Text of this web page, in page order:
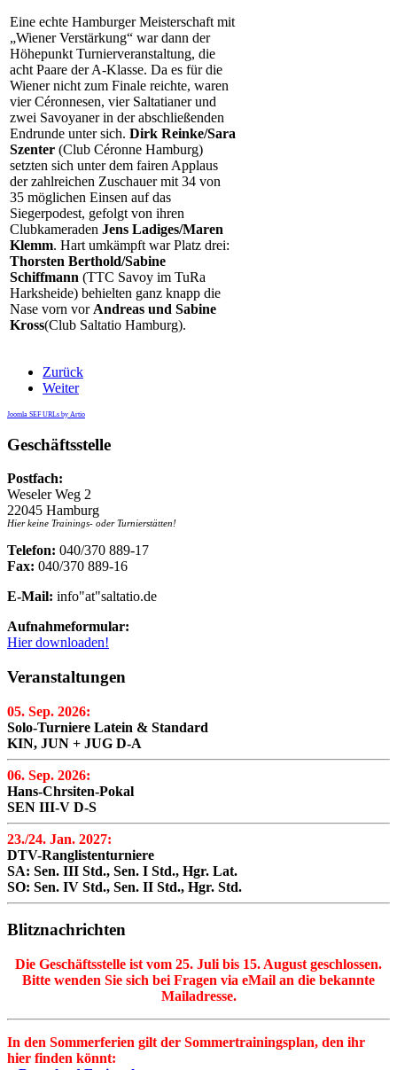
Eine echte Hamburger Meisterschaft mit
„Wiener Verstärkung“ war dann der
Höhepunkt Turnierveranstaltung, die
acht Paare der A-Klasse. Da es für die
Wiener nicht zum Finale reichte, waren
vier Céronnesen, vier Saltatianer und
zwei Savoyaner in der abschließenden
Endrunde unter sich. Dirk Reinke/Sara
Szenter (Club Céronne Hamburg)
setzten sich unter dem fairen Applaus
der zahlreichen Zuschauer mit 34 von
35 möglichen Einsen auf das
Siegerpodest, gefolgt von ihren
Clubkameraden Jens Ladiges/Maren
Klemm. Hart umkämpft war Platz drei:
Thorsten Berthold/Sabine
Schiffmann (TTC Savoy im TuRa
Harksheide) behielten ganz knapp die
Nase vorn vor Andreas und Sabine
Kross(Club Saltatio Hamburg).
Zurück
Weiter
Joomla SEF URLs by Artio
Geschäftsstelle
Postfach:
Weseler Weg 2
22045 Hamburg
Hier keine Trainings- oder Turnierstätten!
Telefon: 040/370 889-17
Fax: 040/370 889-16
E-Mail: info"at"saltatio.de
Aufnahmeformular:
Hier downloaden!
Veranstaltungen
05. Sep. 2026:
Solo-Turniere Latein & Standard
KIN, JUN + JUG D-A
06. Sep. 2026:
Hans-Chrsiten-Pokal
SEN III-V D-S
23./24. Jan. 2027:
DTV-Ranglistenturniere
SA: Sen. III Std., Sen. I Std., Hgr. Lat.
SO: Sen. IV Std., Sen. II Std., Hgr. Std.
Blitznachrichten
Die Geschäftsstelle ist vom 25. Juli bis 15. August geschlossen.
Bitte wenden Sie sich bei Fragen via eMail an die bekannte
Mailadresse.
In den Sommerferien gilt der Sommertrainingsplan, den ihr
hier finden könnt: